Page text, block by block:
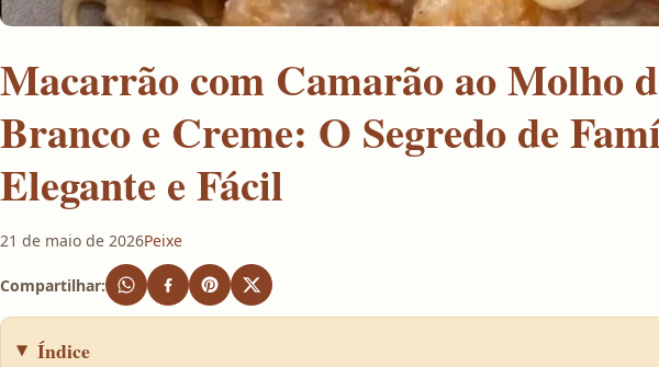
Macarrão com Camarão ao Molho
Branco e Creme: O Segredo de
Elegante e Fácil
21 de maio de 2026Peixe
Compartilhar:
Índice